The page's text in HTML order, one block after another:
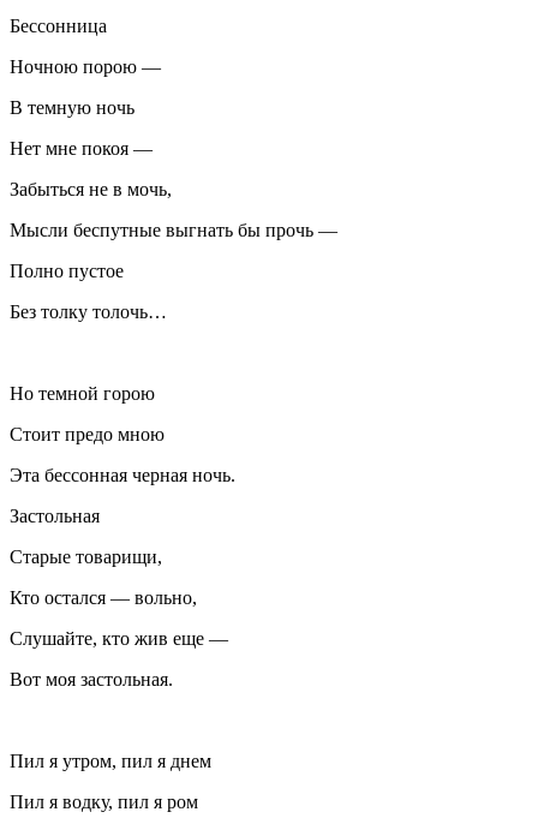
Бессонница
Ночною порою —
В темную ночь
Нет мне покоя —
Забыться не в мочь,
Мысли беспутные выгнать бы прочь —
Полно пустое
Без толку толочь…
Но темной горою
Стоит предо мною
Эта бессонная черная ночь.
Застольная
Старые товарищи,
Кто остался — вольно,
Слушайте, кто жив еще —
Вот моя застольная.
Пил я утром, пил я днем
Пил я водку, пил я ром